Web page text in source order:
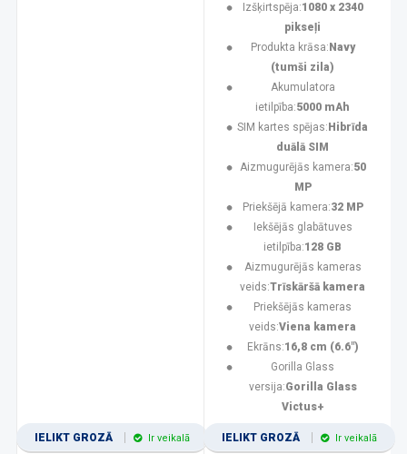
IELIKT GROZĀ Ir veikalā
Izšķirtspēja:1080 x 2340
pikseļi
Produkta krāsa: Navy
(tumši zila)
Akumulatora
ietilpība:5000 mAh
SIM kartes spējas: Hibrīda
duālā SIM
Aizmugurējās kamera:50
MP
Priekšējā kamera:32 MP
Iekšējās glabātuves
ietilpība:128 GB
Aizmugurējās kameras
veids:Trīskāršā kamera
Priekšējās kameras
veids:Viena kamera
Ekrāns:16,8 cm (6.6")
Gorilla Glass
versija:Gorilla Glass
Victus+
IELIKT GROZĀ Ir veikalā